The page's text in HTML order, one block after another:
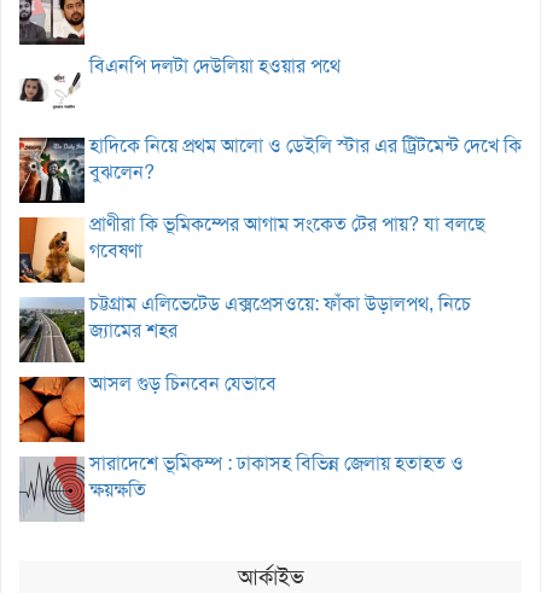
বিএনপি দলটা দেউলিয়া হওয়ার পথে
হাদিকে নিয়ে প্রথম আলো ও ডেইলি স্টার এর ট্রিটমেন্ট দেখে কি
বুঝলেন?
প্রাণীরা কি ভূমিকম্পের আগাম সংকেত টের পায়? যা বলছে
গবেষণা
চট্টগ্রাম এলিভেটেড এক্সপ্রেসওয়ে: ফাঁকা উড়ালপথ, নিচে
জ্যামের শহর
আসল গুড় চিনবেন যেভাবে
সারাদেশে ভূমিকম্প : ঢাকাসহ বিভিন্ন জেলায় হতাহত ও
ক্ষয়ক্ষতি
আর্কাইভ